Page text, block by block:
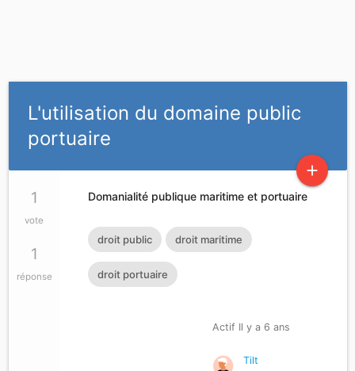
L'utilisation du domaine public
portuaire
add
1
vote
1
réponse
Domanialité publique maritime et portuaire
droit public droit maritime
droit portuaire
Actif Il y a 6 ans
Tilt